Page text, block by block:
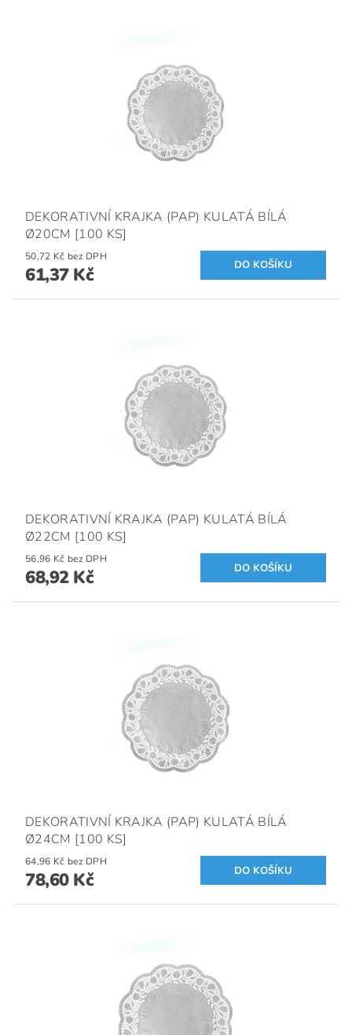
DEKORATIVNÍ KRAJKA (PAP) KULATÁ BÍLÁ
Ø20CM [100 KS]
50,72 Kč bez DPH
61,37 Kč
DEKORATIVNÍ KRAJKA (PAP) KULATÁ BÍLÁ
Ø22CM [100 KS]
56,96 Kč bez DPH
68,92 Kč
DEKORATIVNÍ KRAJKA (PAP) KULATÁ BÍLÁ
Ø24CM [100 KS]
64,96 Kč bez DPH
78,60 Kč